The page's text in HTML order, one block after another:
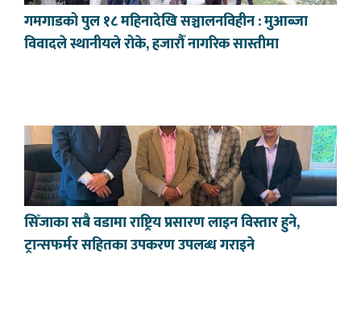
गमगाडको पुल १८ महिनादेखि सञ्चालनविहीन : मुआब्जा
विवादले स्थानीयले रोके, हजारौँ नागरिक सास्तीमा
सिँजाका सबै वडामा राष्ट्रिय प्रसारण लाइन विस्तार हुने,
ट्रान्सफर्मर सहितका उपकरण उपलब्ध गराइने